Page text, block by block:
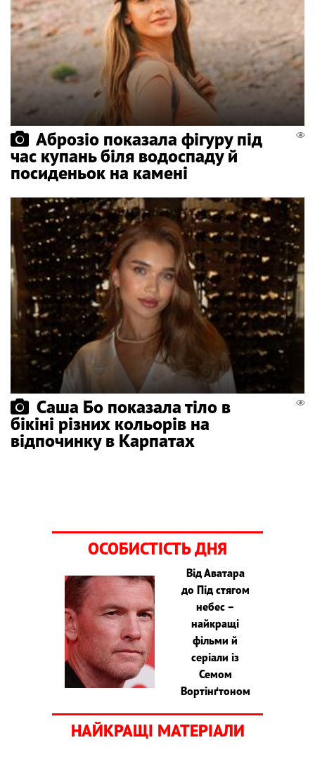
Аброзіо показала фігуру під
час купань біля водоспаду й
посиденьок на камені
Саша Бо показала тіло в
бікіні різних кольорів на
відпочинку в Карпатах
ОСОБИСТІСТЬ ДНЯ
Від Аватара
до Під стягом
небес –
найкращі
фільми й
серіали із
Семом
Вортінґтоном
НАЙКРАЩІ МАТЕРІАЛИ